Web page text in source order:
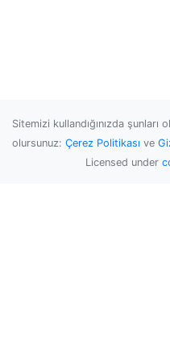
Sitemizi kullandığınızda şunları
olursunuz: Çerez Politikası ve
Licensed under